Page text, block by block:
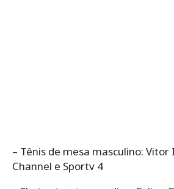
– Tênis de mesa masculino: Vitor
Channel e Sportv 4